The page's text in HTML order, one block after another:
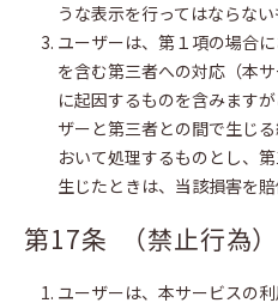
うな表示を行ってはならない
ユーザーは、第１項の場合
を含む第三者への対応（本
に起因するものを含みます
ザーと第三者との間で生じ
おいて処理するものとし、
生じたときは、当該損害を賠
第17条 （禁止行為）
ユーザーは、本サービスの